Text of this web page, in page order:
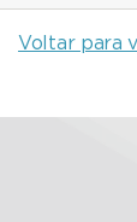
Voltar para